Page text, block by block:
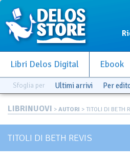
Libri Delos Digital Ebook
Sfoglia per Ultimi arrivi Per
LIBRINUOVI > AUTORI > TITOLI DI BETH
TITOLI DI BETH REVIS